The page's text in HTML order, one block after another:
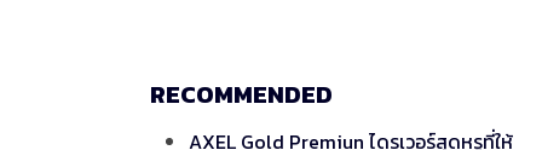
RECOMMENDED
AXEL Gold Premiun ไดรเวอร์สุดหรูที่ให้